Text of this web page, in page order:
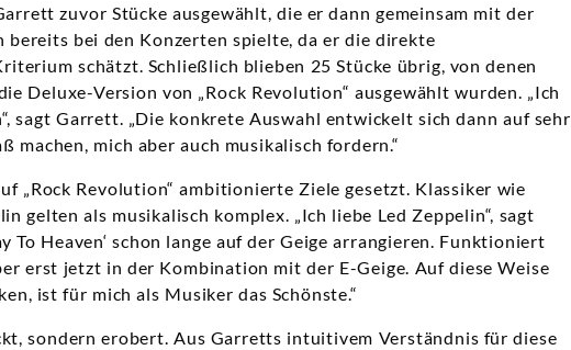
zuvor Stücke ausgewählt, die er dann gemeinsam mit der
bei den Konzerten spielte, da er die direkte
schätzt. Schließlich blieben 25 Stücke übrig, von denen
Deluxe-Version von „Rock Revolution“ ausgewählt wurden. „Ich
sagt Garrett. „Die konkrete Auswahl entwickelt sich dann auf sehr
machen, mich aber auch musikalisch fordern.“
„Rock Revolution“ ambitionierte Ziele gesetzt. Klassiker wie
gelten als musikalisch komplex. „Ich liebe Led Zeppelin“, sagt
To Heaven‘ schon lange auf der Geige arrangieren. Funktioniert
erst jetzt in der Kombination mit der E-Geige. Auf diese Weise
ist für mich als Musiker das Schönste.“
sondern erobert. Aus Garretts intuitivem Verständnis für diese